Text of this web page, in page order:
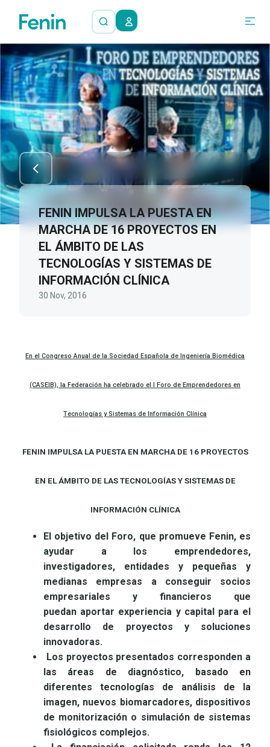
FENIN IMPULSA LA PUESTA EN
MARCHA DE 16 PROYECTOS EN
EL ÁMBITO DE LAS
TECNOLOGÍAS Y SISTEMAS DE
INFORMACIÓN CLÍNICA
30 Nov, 2016
En el Congreso Anual de la Sociedad Española de Ingeniería Biomédica
(CASEIB), la Federación ha celebrado el I Foro de Emprendedores en
Tecnologías y Sistemas de Información Clínica
FENIN IMPULSA LA PUESTA EN MARCHA DE 16 PROYECTOS
EN EL ÁMBITO DE LAS TECNOLOGÍAS Y SISTEMAS DE
INFORMACIÓN CLÍNICA
El objetivo del Foro, que promueve Fenin, es
ayudar a los emprendedores,
investigadores, entidades y pequeñas y
medianas empresas a conseguir socios
empresariales y financieros que
puedan aportar experiencia y capital para el
desarrollo de proyectos y soluciones
innovadoras.
Los proyectos presentados corresponden a
las áreas de diagnóstico, basado en
diferentes tecnologías de análisis de la
imagen, nuevos biomarcadores, dispositivos
de monitorización o simulación de sistemas
fisiológicos complejos.